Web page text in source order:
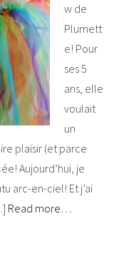
w de
Plumett
e! Pour
ses 5
ans, elle
voulait
un
plaisir (et parce
Aujourd’hui, je
arc-en-ciel! Et j’ai
Read more…